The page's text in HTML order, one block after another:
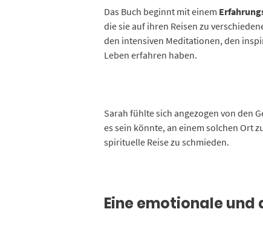
Das Buch beginnt mit einem
die sie auf ihren Reisen zu
den intensiven Meditationen, den
Leben erfahren haben.
Sarah fühlte sich angezogen von den
es sein könnte, an einem solchen Ort
spirituelle Reise zu schmieden.
Eine emotionale